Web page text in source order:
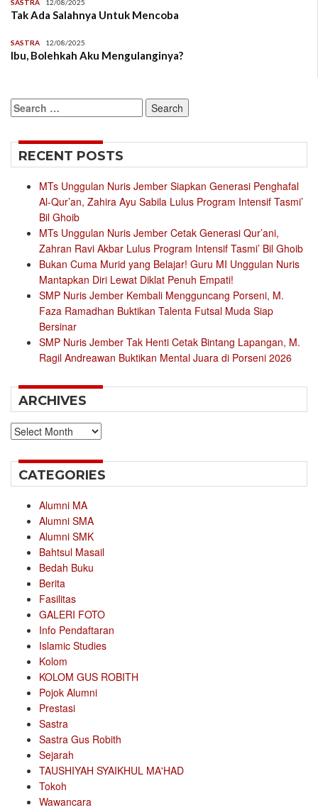
SASTRA 12/08/2025
Tak Ada Salahnya Untuk Mencoba
SASTRA 12/08/2025
Ibu, Bolehkah Aku Mengulanginya?
Search
for:
RECENT POSTS
MTs Unggulan Nuris Jember Siapkan Generasi Penghafal
Al-Qur’an, Zahira Ayu Sabila Lulus Program Intensif Tasmi’
Bil Ghoib
MTs Unggulan Nuris Jember Cetak Generasi Qur’ani,
Zahran Ravi Akbar Lulus Program Intensif Tasmi’ Bil Ghoib
Bukan Cuma Murid yang Belajar! Guru MI Unggulan Nuris
Mantapkan Diri Lewat Diklat Penuh Empati!
SMP Nuris Jember Kembali Mengguncang Porseni, M.
Faza Ramadhan Buktikan Talenta Futsal Muda Siap
Bersinar
SMP Nuris Jember Tak Henti Cetak Bintang Lapangan, M.
Ragil Andreawan Buktikan Mental Juara di Porseni 2026
ARCHIVES
Archives
CATEGORIES
Alumni MA
Alumni SMA
Alumni SMK
Bahtsul Masail
Bedah Buku
Berita
Fasilitas
GALERI FOTO
Info Pendaftaran
Islamic Studies
Kolom
KOLOM GUS ROBITH
Pojok Alumni
Prestasi
Sastra
Sastra Gus Robith
Sejarah
TAUSHIYAH SYAIKHUL MA'HAD
Tokoh
Wawancara